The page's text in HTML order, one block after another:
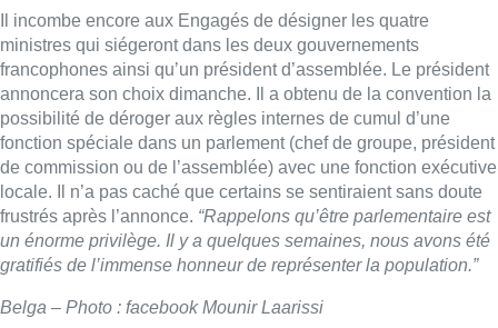
Il incombe encore aux Engagés de désigner les quatre
ministres qui siégeront dans les deux gouvernements
francophones ainsi qu’un président d’assemblée. Le président
annoncera son choix dimanche. Il a obtenu de la convention la
possibilité de déroger aux règles internes de cumul d’une
fonction spéciale dans un parlement (chef de groupe, président
de commission ou de l’assemblée) avec une fonction exécutive
locale. Il n’a pas caché que certains se sentiraient sans doute
frustrés après l’annonce. “Rappelons qu’être parlementaire est
un énorme privilège. Il y a quelques semaines, nous avons été
gratifiés de l’immense honneur de représenter la population.”
Belga – Photo : facebook Mounir Laarissi